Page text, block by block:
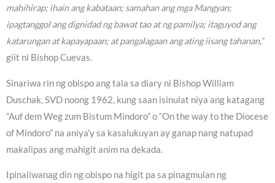
mahihirap; ihain ang kabataan; samahan ang mga Mangyan;
ipagtanggol ang dignidad ng bawat tao at ng pamilya; itaguyod ang
katarungan at kapayapaan; at pangalagaan ang ating iisang tahanan,”
giit ni Bishop Cuevas.
Sinariwa rin ng obispo ang tala sa diary ni Bishop William
Duschak, SVD noong 1962, kung saan isinulat niya ang katagang
“Auf dem Weg zum Bistum Mindoro” o “On the way to the Diocese
of Mindoro” na aniya’y sa kasalukuyan ay ganap nang natupad
makalipas ang mahigit anim na dekada.
Ipinaliwanag din ng obispo na higit pa sa pinagmulan ng